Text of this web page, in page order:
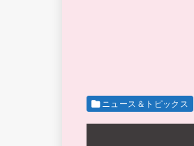
ニュース＆トピックス